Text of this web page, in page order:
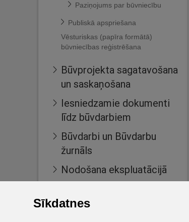
Sīkdatnes
Paziņojums par būvniecību
Publiskā apspriešana
Vēsturiskas (papīra formātā)
būvniecības reģistrēšana
Būvprojekta sagatavošana
un saskaņošana
Iesniedzamie dokumenti
līdz būvdarbiem
Būvdarbi un Būvdarbu
žurnāls
Nodošana ekspluatācijā
Māju lietas